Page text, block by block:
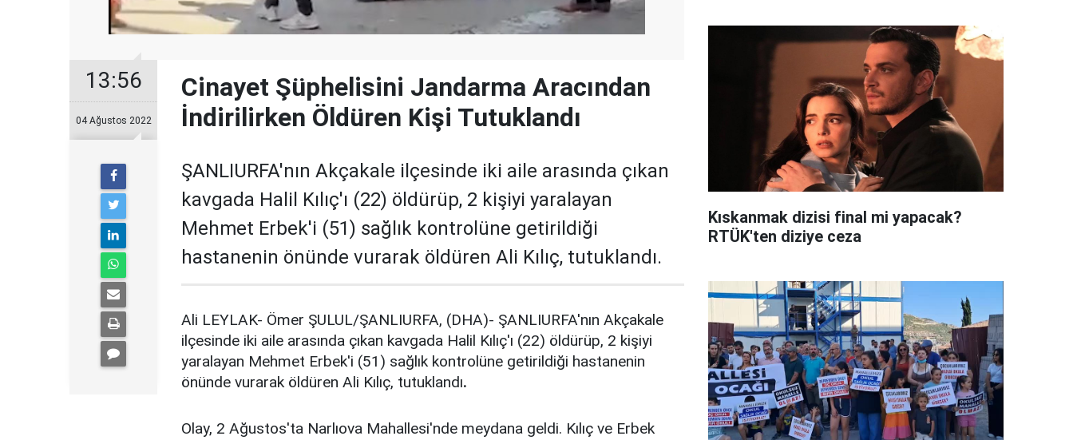
13:56
04 Ağustos 2022
Cinayet Şüphelisini Jandarma Aracından
İndirilirken Öldüren Kişi Tutuklandı
ŞANLIURFA'nın Akçakale ilçesinde iki aile arasında çıkan
kavgada Halil Kılıç'ı (22) öldürüp, 2 kişiyi yaralayan
Mehmet Erbek'i (51) sağlık kontrolüne getirildiği
hastanenin önünde vurarak öldüren Ali Kılıç, tutuklandı.
Ali LEYLAK- Ömer ŞULUL/ŞANLIURFA, (DHA)- ŞANLIURFA'nın Akçakale
ilçesinde iki aile arasında çıkan kavgada Halil Kılıç'ı (22) öldürüp, 2 kişiyi
yaralayan Mehmet Erbek'i (51) sağlık kontrolüne getirildiği hastanenin
önünde vurarak öldüren Ali Kılıç, tutuklandı.
Olay, 2 Ağustos'ta Narlıova Mahallesi'nde meydana geldi. Kılıç ve Erbek
Kıskanmak dizisi final mi yapacak?
RTÜK'ten diziye ceza